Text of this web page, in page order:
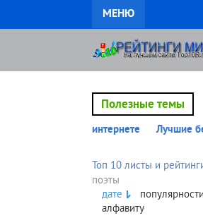
МЕНЮ
Полезные темы
интернете
Лучшие
Топ 10 листы и
поэты
дате
популярности
алфавиту